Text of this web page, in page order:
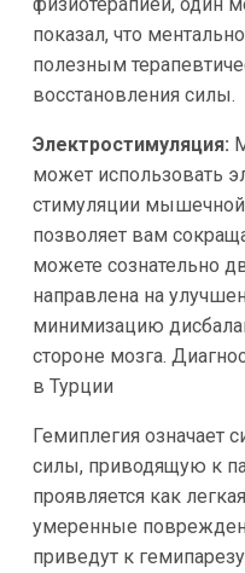
физиотерапией, один
показал, что
полезным
восстановления силы.
Электростимуляция:
может использовать
стимуляции мышечной
позволяет вам
можете сознательно
направлена на
минимизацию
стороне мозга.
в Турции
Гемиплегия означает
силы, приводящую к
проявляется как
умеренные
приведут к